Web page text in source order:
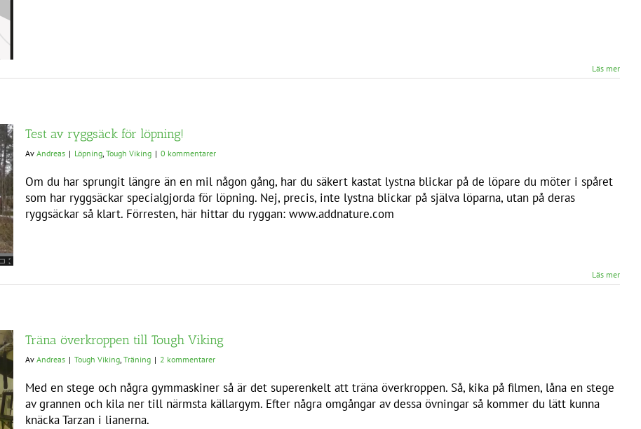
Läs mer
Test av ryggsäck för löpning!
Av Andreas | Löpning, Tough Viking | 0 kommentarer
Om du har sprungit längre än en mil någon gång, har du säkert kastat lystna blickar på de löpare du möter i spåret
som har ryggsäckar specialgjorda för löpning. Nej, precis, inte lystna blickar på själva löparna, utan på deras
ryggsäckar så klart. Förresten, här hittar du ryggan: www.addnature.com
Läs mer
Träna överkroppen till Tough Viking
Av Andreas | Tough Viking, Träning | 2 kommentarer
Med en stege och några gymmaskiner så är det superenkelt att träna överkroppen. Så, kika på filmen, låna en stege
av grannen och kila ner till närmsta källargym. Efter några omgångar av dessa övningar så kommer du lätt kunna
knäcka Tarzan i lianerna.